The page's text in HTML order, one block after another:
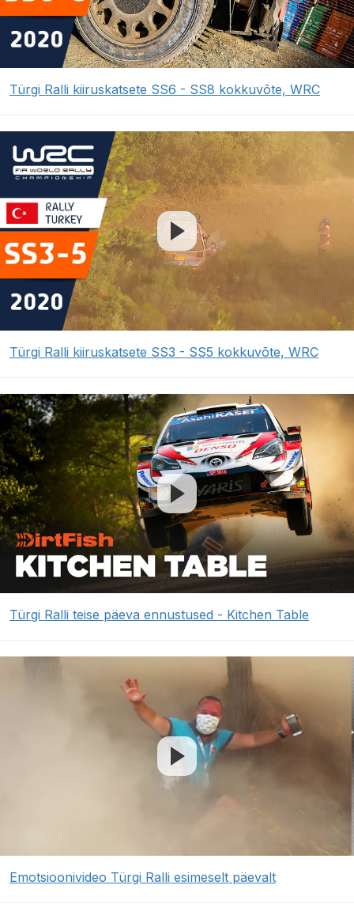
Türgi Ralli kiiruskatsete SS6 - SS8 kokkuvõte, WRC
Türgi Ralli kiiruskatsete SS3 - SS5 kokkuvõte, WRC
Türgi Ralli teise päeva ennustused - Kitchen Table
Emotsioonivideo Türgi Ralli esimeselt päevalt